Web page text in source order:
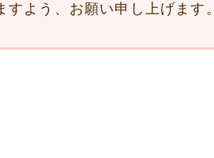
よう、お願い申し上げます。